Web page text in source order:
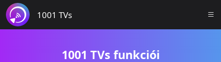
1001 TVs
1001 TVs funkciói